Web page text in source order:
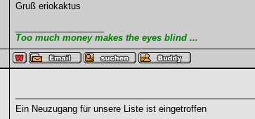
Gruß eriokaktus
Too much money makes the eyes blind ...
Ein Neuzugang für unsere Liste ist eingetroffen